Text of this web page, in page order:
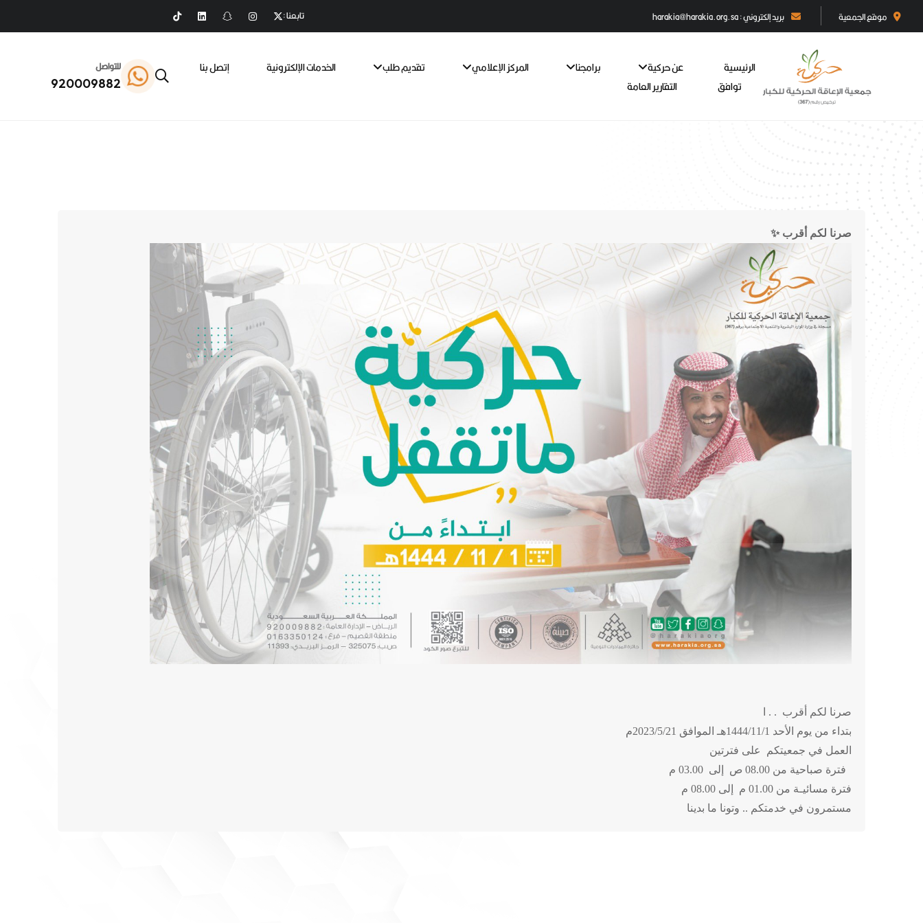
موقع الجمعية بريد إلكتروني : harakia@harakia.org.sa تابعنا :
الرئيسية عن حركية برامجنا المركز الإعلامي تقديم طلب الخدمات الإلكترونية
إتصل بنا
توافق
التقارير العامة
للتواصل
920009882
صرنا لكم أقرب ✨
صرنا لكم أقرب . . ا
بتداء من يوم الأحد 1444/11/1هـ الموافق 2023/5/21م
العمل في جمعيتكم على فترتين
فترة صباحية من 08.00 ص إلى 03.00 م
فترة مسائيـة من 01.00 م إلى 08.00 م
مستمرون في خدمتكم .. وتونا ما بدينا